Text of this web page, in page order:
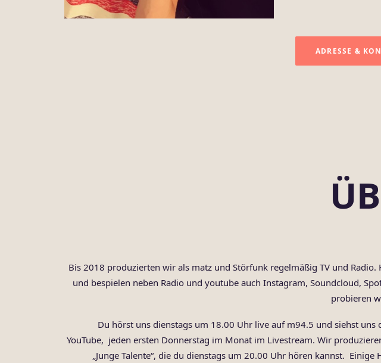
ADRESSE &
Bis 2018 produzierten wir als matz und Störfunk regelmäßig TV und Radio.
und bespielen neben Radio und youtube auch Instagram, Soundcloud,
probieren
Du hörst uns dienstags um 18.00 Uhr live auf m94.5 und siehst
YouTube, jeden ersten Donnerstag im Monat im Livestream. Wir
„Junge Talente“, die du dienstags um 20.00 Uhr hören kannst.